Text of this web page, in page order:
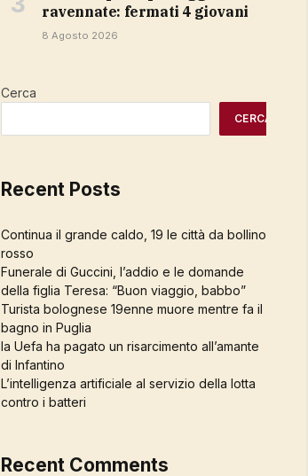
ravennate: fermati 4 giovani
8 Agosto 2026
Cerca
CERCA
Recent Posts
Continua il grande caldo, 19 le città da bollino
rosso
Funerale di Guccini, l’addio e le domande
della figlia Teresa: “Buon viaggio, babbo”
Turista bolognese 19enne muore mentre fa il
bagno in Puglia
la Uefa ha pagato un risarcimento all’amante
di Infantino
L’intelligenza artificiale al servizio della lotta
contro i batteri
Recent Comments